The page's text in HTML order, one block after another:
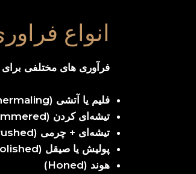
انواع
فرآوری های مختلفی
فلیم یا آتشی (Flame Or Thermaling)
تیشه‌ای کردن (Bush-Hammered)
تیشه‌ای + چرمی (Bush-Hammered – Brushed)
پولیش یا صیقل (Polished)
هوند (Honed)